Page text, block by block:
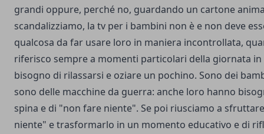
grandi oppure, perché no, guardando un cartone
scandalizziamo, la tv per i bambini non è e non deve
qualcosa da far usare loro in maniera incontrollata,
riferisco sempre a momenti particolari della giornata
bisogno di rilassarsi e oziare un pochino. Sono dei
sono delle macchine da guerra: anche loro hanno
spina e di "non fare niente". Se poi riusciamo a
niente" e trasformarlo in un momento educativo e di